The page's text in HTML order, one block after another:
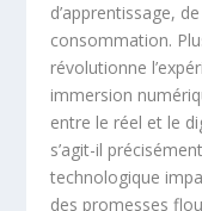
d’apprentissage,
consommation.
révolutionne
immersion
entre le réel et le
s’agit-il
technologique
des promesses